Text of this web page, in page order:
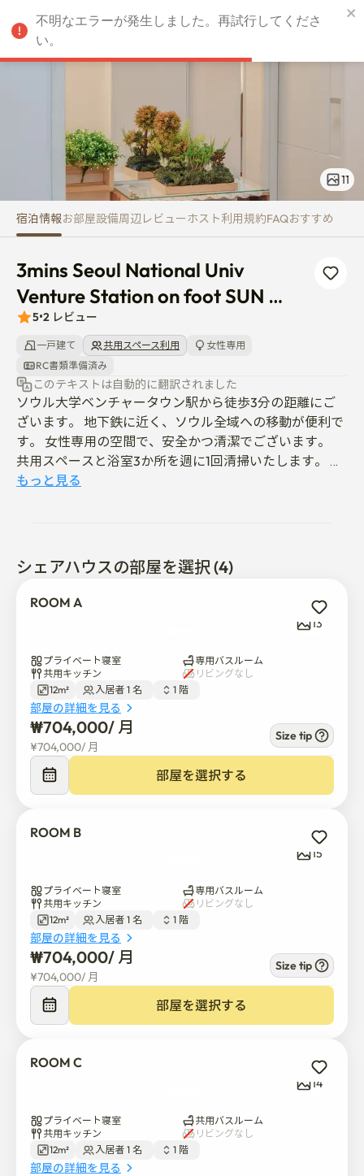
3mins Seoul National Univ
JPY
11
宿泊情報お部屋設備周辺 レビューホスト利用規約FAQおすすめ
3mins Seoul National Univ
Venture Station on foot SUN
HOUSE
5•2 レビュー
一戸建て 共用スペース利用
女性専用
RC書類準備済み
このテキストは自動的に翻訳されました
ソウル大学ベンチャータウン駅から徒歩3分の距離にご
ざいます。 地下鉄に近く、ソウル全域への移動が便利で
す。 女性専用の空間で、安全かつ清潔でございます。
共用スペースと浴室3か所を週に1回清掃いたします。 共
用スペースはキッチンとランドリーです。
ソウル大学入口から地下鉄で9分の距離にございます。
冠岳山が近くにあります。
周辺にトリムチョンがあり、散歩に適しています。
で33分の距離にございます
The SUN house is for women only. It is within a 3-minute
walk from Seoul National University Venture Town
Station。
It is convenient because there are Daiso, pharmacy, and
Clean public spaces once a week. It is safe because there
each private room。
It has been renovated and has a new bedroom. There are
4 rooms and each room is a single person。
It is 9 minutes away from Seoul National University by
subway。
from Hongdae entrance, and 33 minutes from Seoul
Gwanaksan Mountain is close。
There is Dorimcheon Stream nearby, so it is good to take
a walk。
もっと見る
シェアハウスの部屋を選択 (4)
ROOM A
13
プライベート寝室
専用バスルーム
共用キッチン
リビングなし
12m²
入居者 1 名 1 階
部屋の詳細を見る
₩704,000/ 月
¥704,000/ 月
Size tip
部屋を選択する
ROOM B
15
プライベート寝室
専用バスルーム
共用キッチン
リビングなし
12m²
入居者 1 名 1 階
部屋の詳細を見る
₩704,000/ 月
¥704,000/ 月
Size tip
部屋を選択する
ROOM C
14
プライベート寝室
共用バスルーム
共用キッチン
リビングなし
12m²
入居者 1 名 1 階
部屋の詳細を見る
不明なエラーが発生しました。再試行してくださ
い。